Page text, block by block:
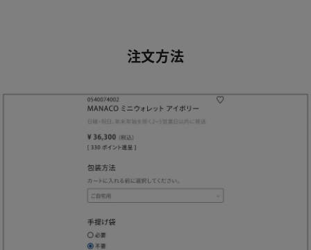
注文方法